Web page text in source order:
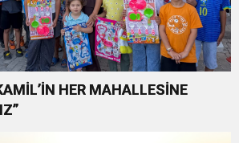
HER MAHALLESİNE